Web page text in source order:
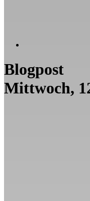
Blogpost
Mittwoch,